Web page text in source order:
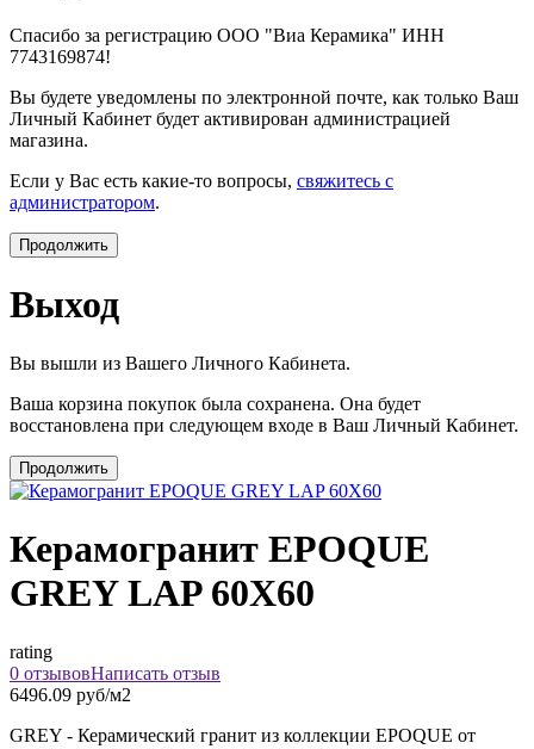
Спасибо за регистрацию ООО "Виа Керамика" ИНН
7743169874!
Вы будете уведомлены по электронной почте, как только Ваш
Личный Кабинет будет активирован администрацией
магазина.
Если у Вас есть какие-то вопросы, свяжитесь с
администратором.
Продолжить
Выход
Вы вышли из Вашего Личного Кабинета.
Ваша корзина покупок была сохранена. Она будет
восстановлена при следующем входе в Ваш Личный Кабинет.
Продолжить
Керамогранит EPOQUE
GREY LAP 60X60
rating
0 отзывовНаписать отзыв
6496.09 руб/м2
GREY - Керамический гранит из коллекции EPOQUE от